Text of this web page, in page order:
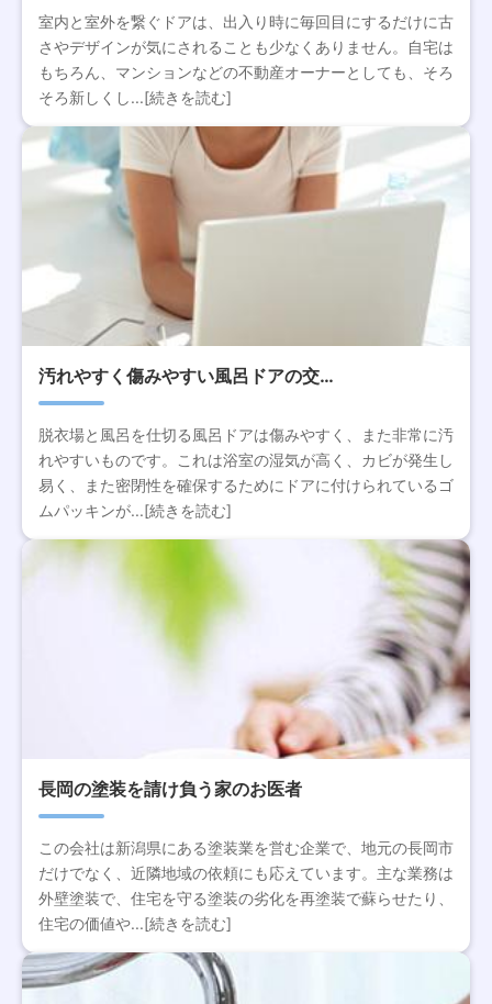
室内と室外を繋ぐドアは、出入り時に毎回目にするだけに古
さやデザインが気にされることも少なくありません。自宅は
もちろん、マンションなどの不動産オーナーとしても、そろ
そろ新しくし...[続きを読む]
汚れやすく傷みやすい風呂ドアの交…
脱衣場と風呂を仕切る風呂ドアは傷みやすく、また非常に汚
れやすいものです。これは浴室の湿気が高く、カビが発生し
易く、また密閉性を確保するためにドアに付けられているゴ
ムパッキンが...[続きを読む]
長岡の塗装を請け負う家のお医者
この会社は新潟県にある塗装業を営む企業で、地元の長岡市
だけでなく、近隣地域の依頼にも応えています。主な業務は
外壁塗装で、住宅を守る塗装の劣化を再塗装で蘇らせたり、
住宅の価値や...[続きを読む]